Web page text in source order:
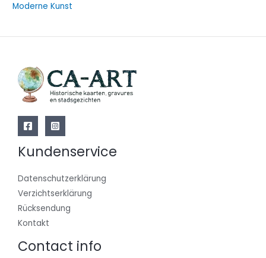
Moderne Kunst
Kundenservice
Datenschutzerklärung
Verzichtserklärung
Rücksendung
Kontakt
Contact info